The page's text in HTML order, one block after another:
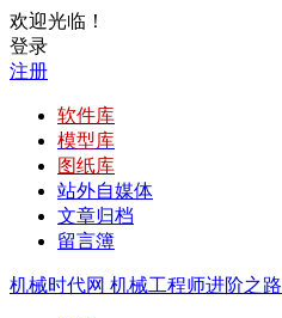
欢迎光临！
登录
注册
软件库
模型库
图纸库
站外自媒体
文章归档
留言簿
机械时代网 机械工程师进阶之路